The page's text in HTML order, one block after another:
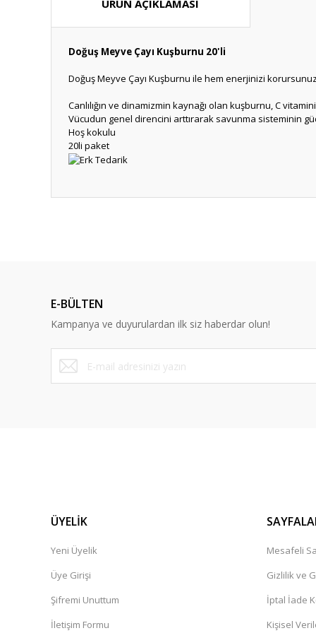
ÜRÜN AÇIKLAMASI
Doğuş Meyve Çayı Kuşburnu 20'li
Doğuş Meyve Çayı Kuşburnu ile hem enerjinizi
Canlılığın ve dinamizmin kaynağı olan kuşburnu, C
Vücudun genel direncini arttırarak savunma sisteminin
Hoş kokulu
20li paket
Ürün bilgilerinde hatalar bulunuyor.
Ürün fiyatı diğer sitelerden daha pahalı.
Bu ürüne benzer farklı alternatifler olmalı.
E-BÜLTEN
Kampanya ve duyurulardan ilk siz haberdar olun!
ÜYELİK
Yeni Üyelik
Üye Girişi
Şifremi Unuttum
İletişim Formu
Mesafeli
Gizlilik ve
İptal İade
Kişisel